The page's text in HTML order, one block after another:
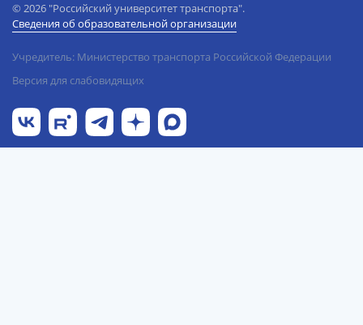
© 2026 "Российский университет транспорта".
Сведения об образовательной организации
Учредитель: Министерство транспорта Российской Федерации
Версия для слабовидящих